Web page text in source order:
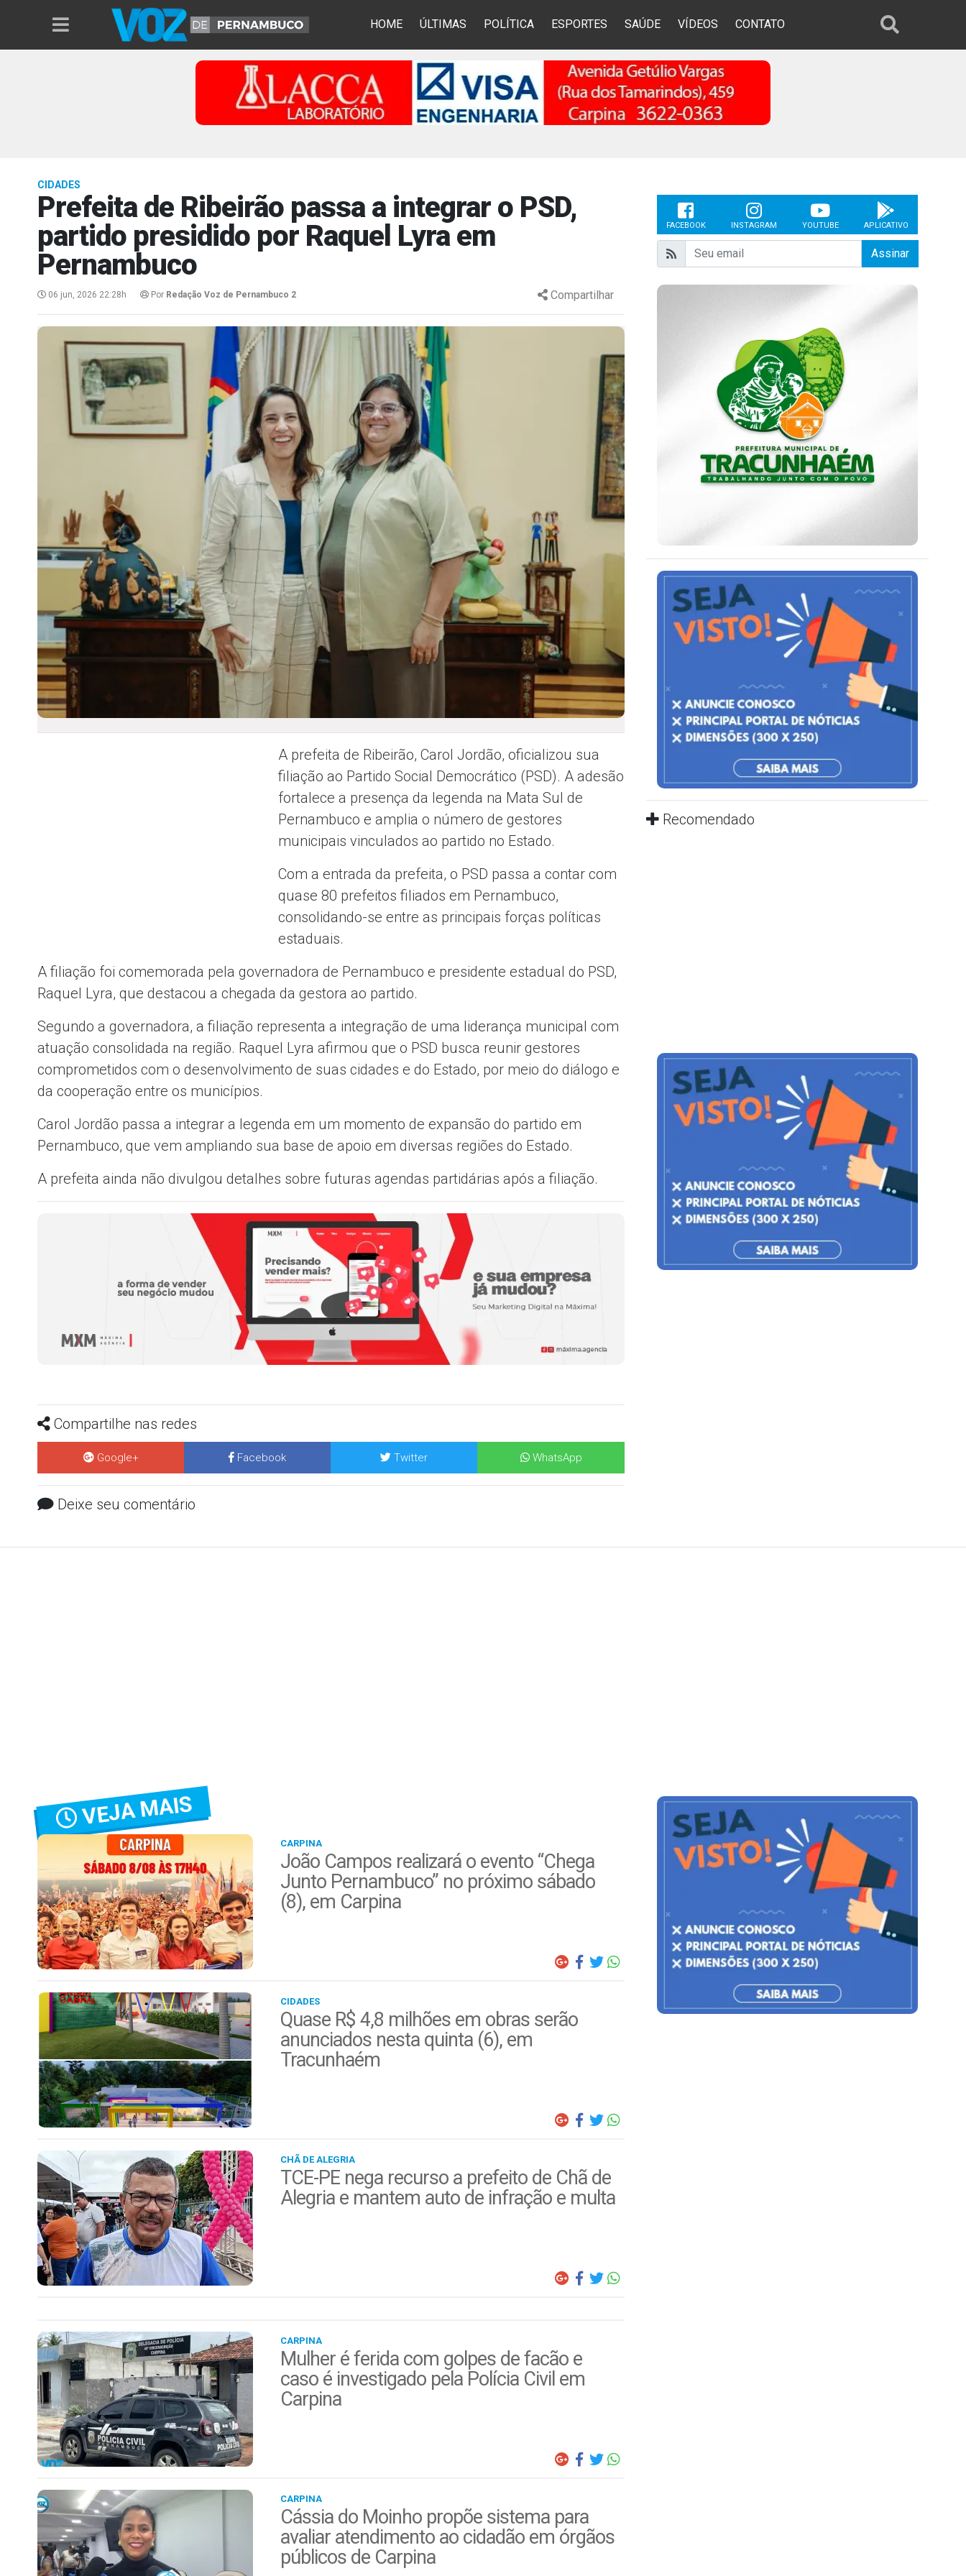
HOME ÚLTIMAS POLÍTICA ESPORTES SAÚDE VÍDEOS CONTATO
CIDADES
Prefeita de Ribeirão passa a integrar o PSD,
partido presidido por Raquel Lyra em
Pernambuco
06 jun, 2026 22:28h Por Redação Voz de Pernambuco 2 Compartilhar
A prefeita de Ribeirão, Carol Jordão, oficializou sua
filiação ao Partido Social Democrático (PSD). A adesão
fortalece a presença da legenda na Mata Sul de
Pernambuco e amplia o número de gestores
municipais vinculados ao partido no Estado.
Com a entrada da prefeita, o PSD passa a contar com
quase 80 prefeitos filiados em Pernambuco,
consolidando-se entre as principais forças políticas
estaduais.
A filiação foi comemorada pela governadora de Pernambuco e presidente estadual do PSD,
Raquel Lyra, que destacou a chegada da gestora ao partido.
Segundo a governadora, a filiação representa a integração de uma liderança municipal com
atuação consolidada na região. Raquel Lyra afirmou que o PSD busca reunir gestores
comprometidos com o desenvolvimento de suas cidades e do Estado, por meio do diálogo e
da cooperação entre os municípios.
Carol Jordão passa a integrar a legenda em um momento de expansão do partido em
Pernambuco, que vem ampliando sua base de apoio em diversas regiões do Estado.
A prefeita ainda não divulgou detalhes sobre futuras agendas partidárias após a filiação.
Compartilhe nas redes
Google+ Facebook Twitter WhatsApp
Deixe seu comentário
FACEBOOK INSTAGRAM YOUTUBE APLICATIVO
Assinar
Recomendado
VEJA MAIS
CARPINA
João Campos realizará o evento “Chega
Junto Pernambuco” no próximo sábado
(8), em Carpina
CIDADES
Quase R$ 4,8 milhões em obras serão
anunciados nesta quinta (6), em
Tracunhaém
CHÃ DE ALEGRIA
TCE-PE nega recurso a prefeito de Chã de
Alegria e mantem auto de infração e multa
CARPINA
Mulher é ferida com golpes de facão e
caso é investigado pela Polícia Civil em
Carpina
CARPINA
Cássia do Moinho propõe sistema para
avaliar atendimento ao cidadão em órgãos
públicos de Carpina